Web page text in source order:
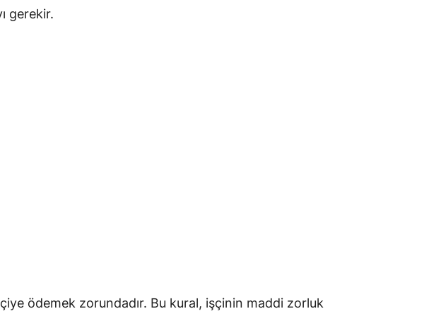
gerekir.
ödemek zorundadır. Bu kural, işçinin maddi zorluk